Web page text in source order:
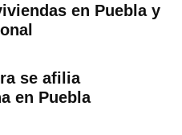
en Puebla y
se afilia
en Puebla